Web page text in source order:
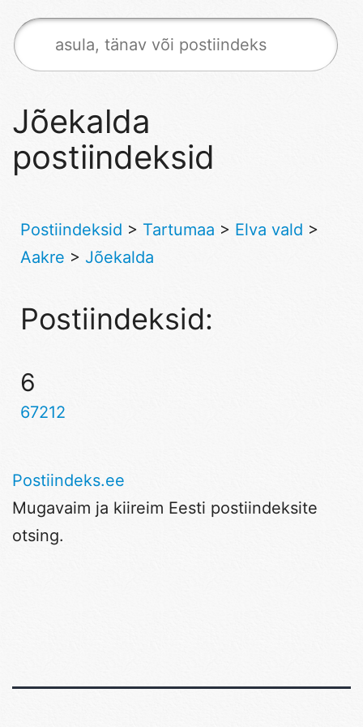
Jõekalda
postiindeksid
Postiindeksid > Tartumaa > Elva vald >
Aakre > Jõekalda
Postiindeksid:
6
67212
Postiindeks.ee
Mugavaim ja kiireim Eesti postiindeksite
otsing.